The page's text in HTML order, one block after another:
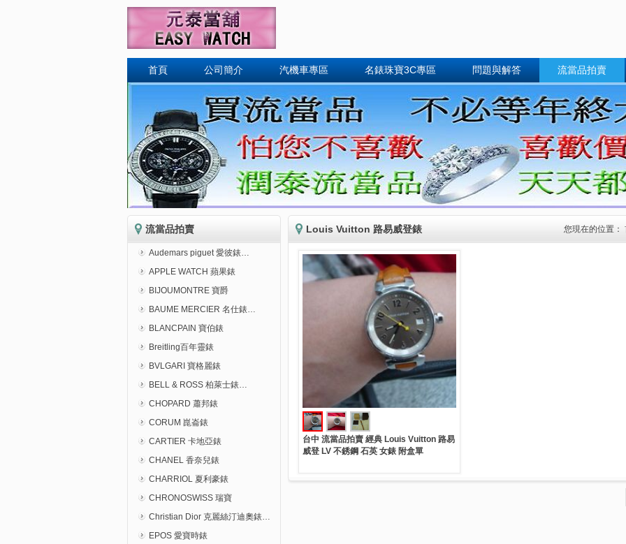
首頁 公司簡介 汽機車專區 名錶珠寶3C專區 問題與解答 流當品拍賣
流當品拍賣
Audemars piguet 愛彼錶…
APPLE WATCH 蘋果錶
BIJOUMONTRE 寶爵
BAUME MERCIER 名仕錶…
BLANCPAIN 寶伯錶
Breitling百年靈錶
BVLGARI 寶格麗錶
BELL & ROSS 柏萊士錶…
CHOPARD 蕭邦錶
CORUM 崑崙錶
CARTIER 卡地亞錶
CHANEL 香奈兒錶
CHARRIOL 夏利豪錶
CHRONOSWISS 瑞寶
Christian Dior 克麗絲汀迪奧錶…
EPOS 愛寶時錶
Louis Vuitton 路易威登錶 您現在的位置：
台中 流當品拍賣 經典 Louis Vuitton 路易
威登 LV 不銹鋼 石英 女錶 附盒單